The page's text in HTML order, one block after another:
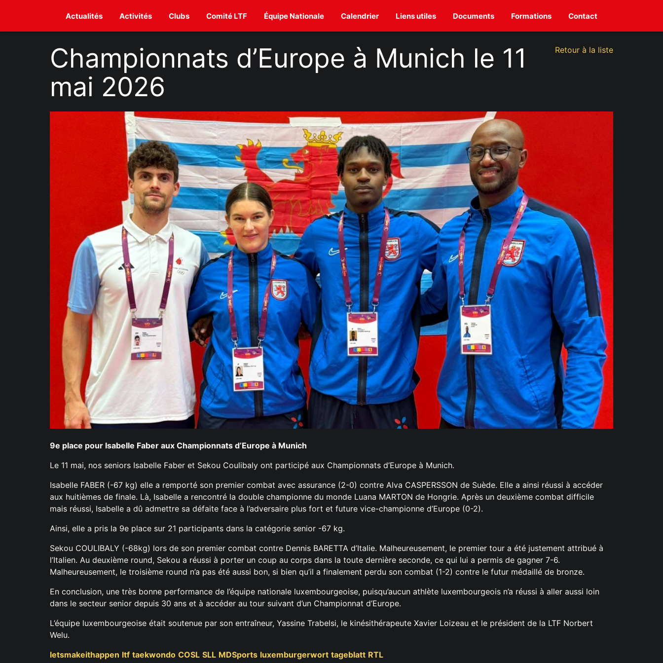
Actualités Activités Clubs Comité LTF Équipe Nationale Calendrier Liens utiles Documents Formations Contact
Retour à la liste
Championnats d’Europe à Munich le 11
mai 2026
9e place pour Isabelle Faber aux Championnats d’Europe à Munich
Le 11 mai, nos seniors Isabelle Faber et Sekou Coulibaly ont participé aux Championnats d’Europe à Munich.
Isabelle FABER (-67 kg) elle a remporté son premier combat avec assurance (2-0) contre Alva CASPERSSON de Suède. Elle a ainsi réussi à accéder
aux huitièmes de finale. Là, Isabelle a rencontré la double championne du monde Luana MARTON de Hongrie. Après un deuxième combat difficile
mais réussi, Isabelle a dû admettre sa défaite face à l’adversaire plus fort et future vice-championne d’Europe (0-2).
Ainsi, elle a pris la 9e place sur 21 participants dans la catégorie senior -67 kg.
Sekou COULIBALY (-68kg) lors de son premier combat contre Dennis BARETTA d’Italie. Malheureusement, le premier tour a été justement attribué à
l’Italien. Au deuxième round, Sekou a réussi à porter un coup au corps dans la toute dernière seconde, ce qui lui a permis de gagner 7-6.
Malheureusement, le troisième round n’a pas été aussi bon, si bien qu’il a finalement perdu son combat (1-2) contre le futur médaillé de bronze.
En conclusion, une très bonne performance de l’équipe nationale luxembourgeoise, puisqu’aucun athlète luxembourgeois n’a réussi à aller aussi loin
dans le secteur senior depuis 30 ans et à accéder au tour suivant d’un Championnat d’Europe.
L’équipe luxembourgeoise était soutenue par son entraîneur, Yassine Trabelsi, le kinésithérapeute Xavier Loizeau et le président de la LTF Norbert
Welu.
letsmakeithappen ltf taekwondo COSL SLL MDSports luxemburgerwort tageblatt RTL